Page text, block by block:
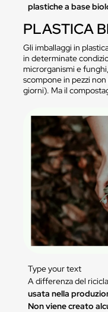
plastiche a base
PLASTICA
Gli imballaggi in
in determinate
microrganismi e
scompone in pezzi
giorni). Ma il
Type your text
A differenza del
usata nella
Non viene creato